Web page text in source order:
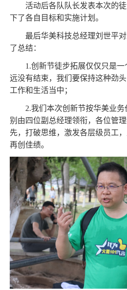
活动后各队队长发表本次的徒
下了各自目标和实施计划。
最后华美科技总经理刘世平对
了总结：
1.创新节徒步拓展仅仅只是一
远没有结束，我们要保持这种劲
工作和生活当中；
2.我们本次创新节按华美业务
别由四位副总经理领衔，各位管
先，打破思维，激发各层级员工
再创佳绩。